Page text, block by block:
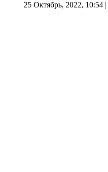
25 Октябрь, 2022, 10:54 |